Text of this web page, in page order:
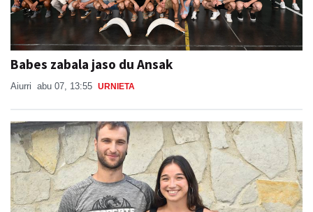
Babes zabala jaso du Ansak
Aiurri abu 07, 13:55 URNIETA